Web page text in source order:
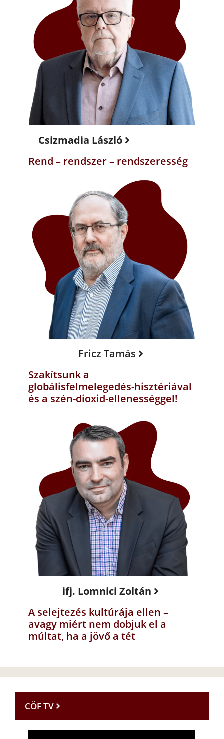
Csizmadia László
Rend – rendszer – rendszeresség
Fricz Tamás
Szakítsunk a
globálisfelmelegedés-hisztériával
és a szén-dioxid-ellenességgel!
ifj. Lomnici Zoltán
A selejtezés kultúrája ellen –
avagy miért nem dobjuk el a
múltat, ha a jövő a tét
CÖF TV